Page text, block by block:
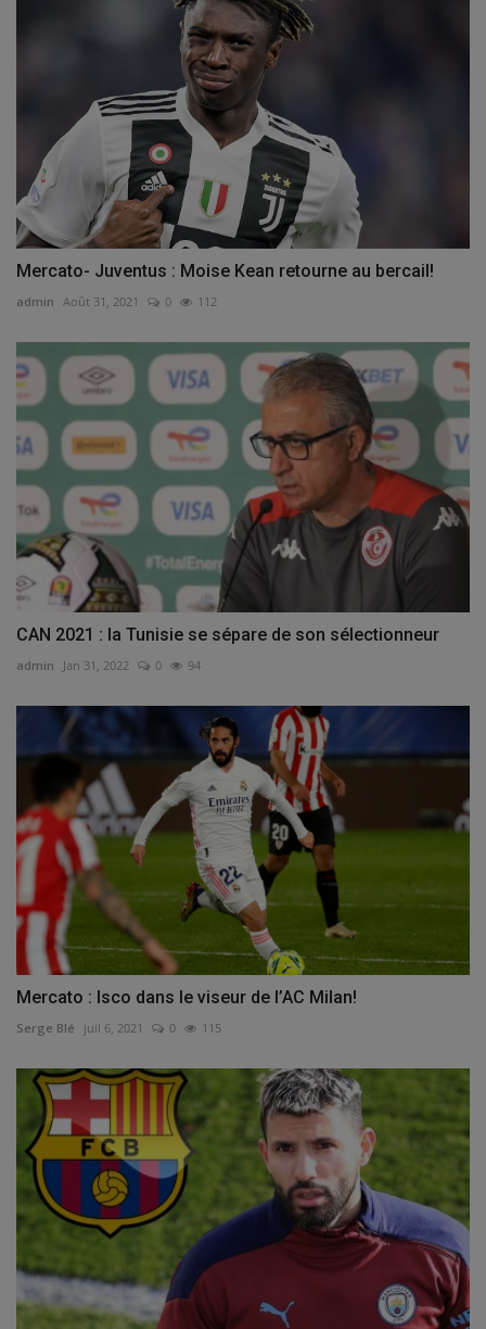
Mercato- Juventus : Moise Kean retourne au bercail!
admin Août 31, 2021 0 112
CAN 2021 : la Tunisie se sépare de son sélectionneur
admin Jan 31, 2022 0 94
Mercato : Isco dans le viseur de l’AC Milan!
Serge Blé juil 6, 2021 0 115